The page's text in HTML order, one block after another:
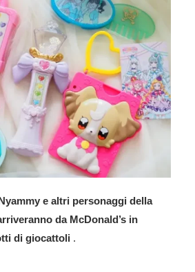
e altri personaggi della
da McDonald’s in
di giocattoli .